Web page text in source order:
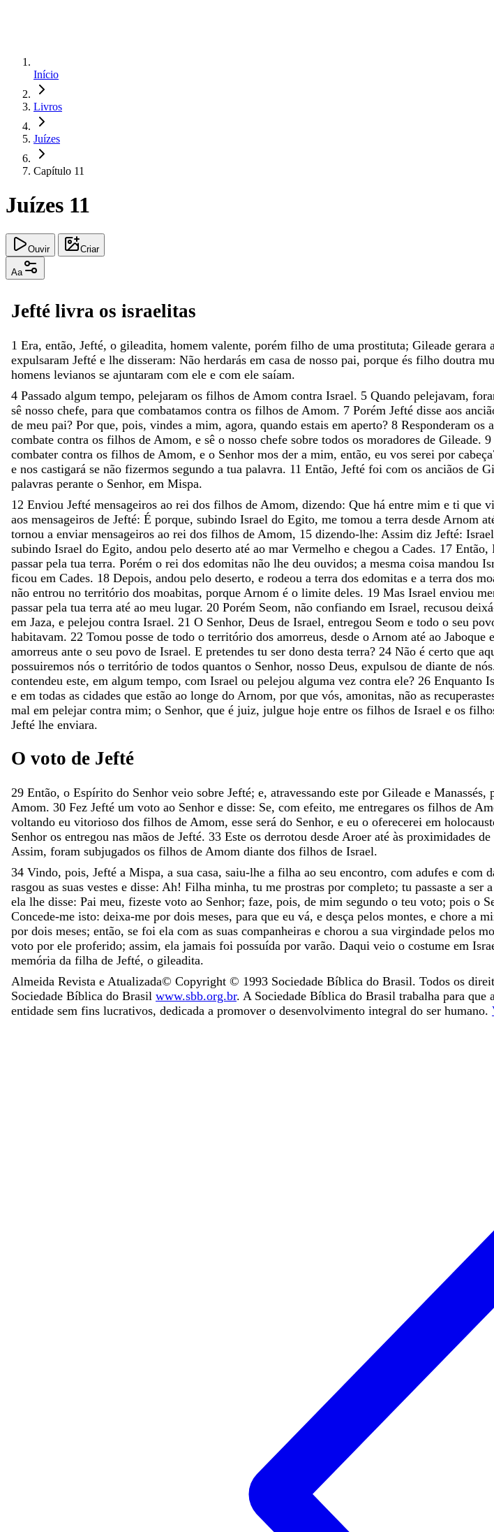
Início
Livros
Juízes
Capítulo 11
Juízes 11
Ouvir Criar
Aa
Jefté livra os israelitas
1 Era, então, Jefté, o gileadita, homem valente, porém filho de uma prostituta; Gileade gerara a
expulsaram Jefté e lhe disseram: Não herdarás em casa de nosso pai, porque és filho doutra
homens levianos se ajuntaram com ele e com ele saíam.
4 Passado algum tempo, pelejaram os filhos de Amom contra Israel. 5 Quando pelejavam,
sê nosso chefe, para que combatamos contra os filhos de Amom. 7 Porém Jefté disse aos
de meu pai? Por que, pois, vindes a mim, agora, quando estais em aperto? 8 Responderam os
combate contra os filhos de Amom, e sê o nosso chefe sobre todos os moradores de Gileade. 9
combater contra os filhos de Amom, e o Senhor mos der a mim, então, eu vos serei por cabeça
e nos castigará se não fizermos segundo a tua palavra. 11 Então, Jefté foi com os anciãos de
palavras perante o Senhor, em Mispa.
12 Enviou Jefté mensageiros ao rei dos filhos de Amom, dizendo: Que há entre mim e ti que
aos mensageiros de Jefté: É porque, subindo Israel do Egito, me tomou a terra desde Arnom
tornou a enviar mensageiros ao rei dos filhos de Amom, 15 dizendo-lhe: Assim diz Jefté: Israel
subindo Israel do Egito, andou pelo deserto até ao mar Vermelho e chegou a Cades. 17 Então,
passar pela tua terra. Porém o rei dos edomitas não lhe deu ouvidos; a mesma coisa mandou
ficou em Cades. 18 Depois, andou pelo deserto, e rodeou a terra dos edomitas e a terra dos
não entrou no território dos moabitas, porque Arnom é o limite deles. 19 Mas Israel enviou
passar pela tua terra até ao meu lugar. 20 Porém Seom, não confiando em Israel, recusou
em Jaza, e pelejou contra Israel. 21 O Senhor, Deus de Israel, entregou Seom e todo o seu
habitavam. 22 Tomou posse de todo o território dos amorreus, desde o Arnom até ao Jaboque e
amorreus ante o seu povo de Israel. E pretendes tu ser dono desta terra? 24 Não é certo que
possuiremos nós o território de todos quantos o Senhor, nosso Deus, expulsou de diante de nós
contendeu este, em algum tempo, com Israel ou pelejou alguma vez contra ele? 26 Enquanto
e em todas as cidades que estão ao longe do Arnom, por que vós, amonitas, não as
mal em pelejar contra mim; o Senhor, que é juiz, julgue hoje entre os filhos de Israel e os
Jefté lhe enviara.
O voto de Jefté
29 Então, o Espírito do Senhor veio sobre Jefté; e, atravessando este por Gileade e Manassés,
Amom. 30 Fez Jefté um voto ao Senhor e disse: Se, com efeito, me entregares os filhos de
voltando eu vitorioso dos filhos de Amom, esse será do Senhor, e eu o oferecerei em
Senhor os entregou nas mãos de Jefté. 33 Este os derrotou desde Aroer até às proximidades de
Assim, foram subjugados os filhos de Amom diante dos filhos de Israel.
34 Vindo, pois, Jefté a Mispa, a sua casa, saiu-lhe a filha ao seu encontro, com adufes e com
rasgou as suas vestes e disse: Ah! Filha minha, tu me prostras por completo; tu passaste a ser a
ela lhe disse: Pai meu, fizeste voto ao Senhor; faze, pois, de mim segundo o teu voto; pois o
Concede-me isto: deixa-me por dois meses, para que eu vá, e desça pelos montes, e chore a
por dois meses; então, se foi ela com as suas companheiras e chorou a sua virgindade pelos
voto por ele proferido; assim, ela jamais foi possuída por varão. Daqui veio o costume em
memória da filha de Jefté, o gileadita.
Almeida Revista e Atualizada© Copyright © 1993 Sociedade Bíblica do Brasil. Todos os
Sociedade Bíblica do Brasil www.sbb.org.br. A Sociedade Bíblica do Brasil trabalha para que
entidade sem fins lucrativos, dedicada a promover o desenvolvimento integral do ser humano.